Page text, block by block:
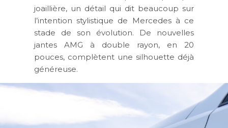
joaillière, un détail qui dit beaucoup sur
l’intention stylistique de Mercedes à ce
stade de son évolution. De nouvelles
jantes AMG à double rayon, en 20
pouces, complètent une silhouette déjà
généreuse.